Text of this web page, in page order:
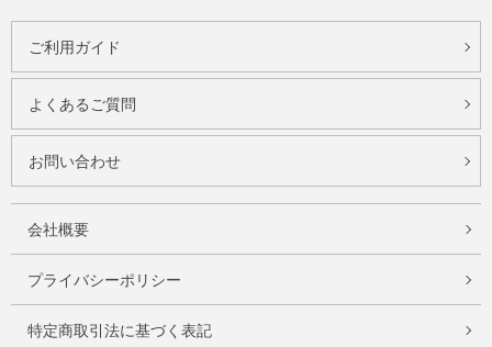
ご利用ガイド
よくあるご質問
お問い合わせ
会社概要
プライバシーポリシー
特定商取引法に基づく表記